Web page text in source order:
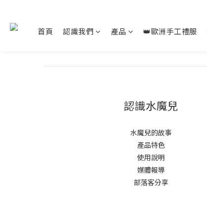
首頁 認識我們 產品 👑歐洲手工禮服
認識水魔兒
水魔兒的故事
產品特色
使用說明
媒體報導
部落客分享